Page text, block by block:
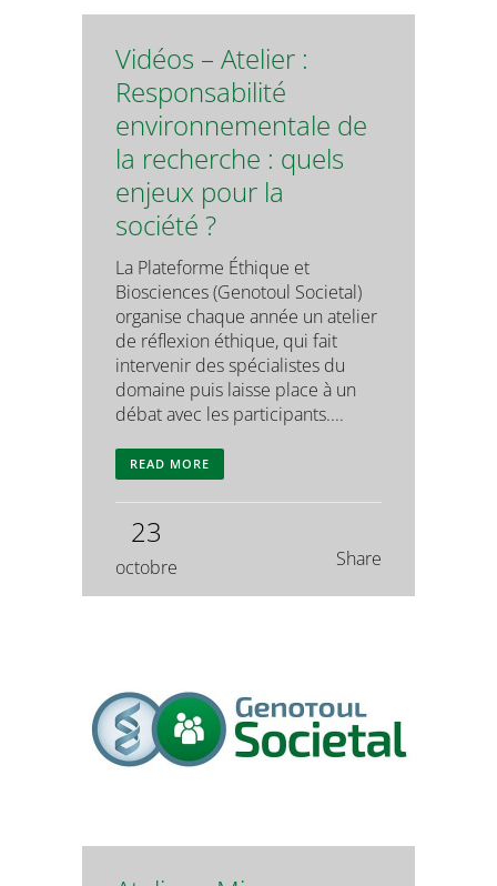
Vidéos – Atelier :
Responsabilité
environnementale de
la recherche : quels
enjeux pour la
société ?
La Plateforme Éthique et
Biosciences (Genotoul Societal)
organise chaque année un atelier
de réflexion éthique, qui fait
intervenir des spécialistes du
domaine puis laisse place à un
débat avec les participants....
READ MORE
23
octobre Share